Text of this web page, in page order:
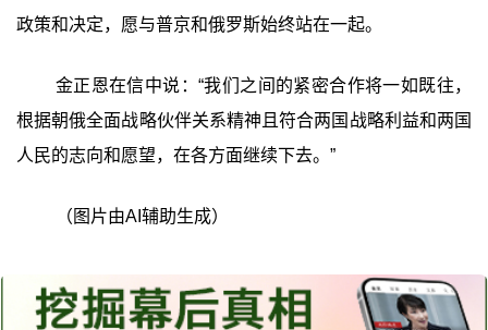
政策和决定，愿与普京和俄罗斯始终站在一起。
金正恩在信中说：“我们之间的紧密合作将一如既往，
根据朝俄全面战略伙伴关系精神且符合两国战略利益和两国
人民的志向和愿望，在各方面继续下去。”
（图片由AI辅助生成）